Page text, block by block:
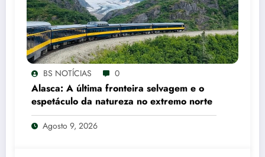
BS NOTÍCIAS 0
Alasca: A última fronteira selvagem e o
espetáculo da natureza no extremo norte
Agosto 9, 2026